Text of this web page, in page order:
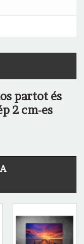
partot és
2 cm-es